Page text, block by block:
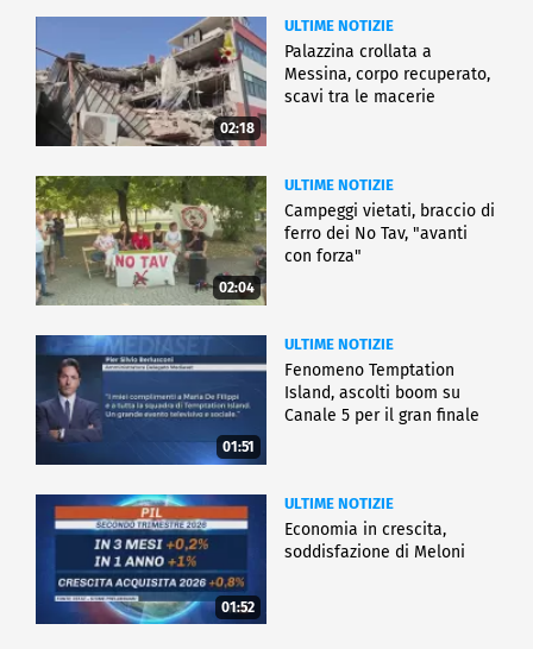
02:18
ULTIME NOTIZIE
Palazzina crollata a
Messina, corpo recuperato,
scavi tra le macerie
02:04
ULTIME NOTIZIE
Campeggi vietati, braccio di
ferro dei No Tav, "avanti
con forza"
01:51
ULTIME NOTIZIE
Fenomeno Temptation
Island, ascolti boom su
Canale 5 per il gran finale
01:52
ULTIME NOTIZIE
Economia in crescita,
soddisfazione di Meloni